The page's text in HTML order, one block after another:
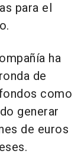
para el
ha
de
como
generar
de euros